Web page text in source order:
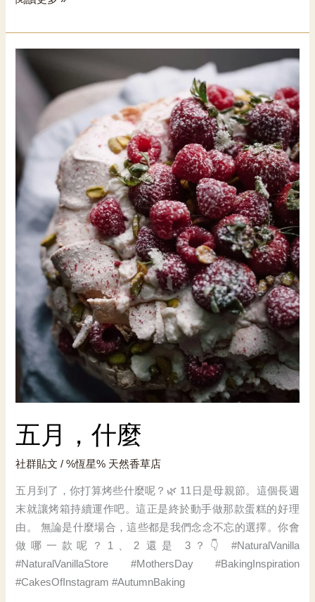
用
真
五月，什麼
社群貼文 / %恆星% 天然香草店
五月到了，你打算烤些什麼呢？🌿 11日是母親節。這個長週
末就讓烤箱持續運作吧。這正是終於動手做那款蛋糕的好理
由。 無論是什麼場合，這些都是我們念念不忘的選擇。你會
做哪一款呢？1、2 還是 3？👇 #NaturalVanilla
#NaturalVanillaStore #MothersDay #BakingInspiration
#CakesOfInstagram #AutumnBaking